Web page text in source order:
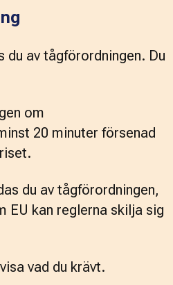
av tågförordningen. Du
om
20 minuter försenad
du av tågförordningen,
EU kan reglerna skilja sig
vad du krävt.